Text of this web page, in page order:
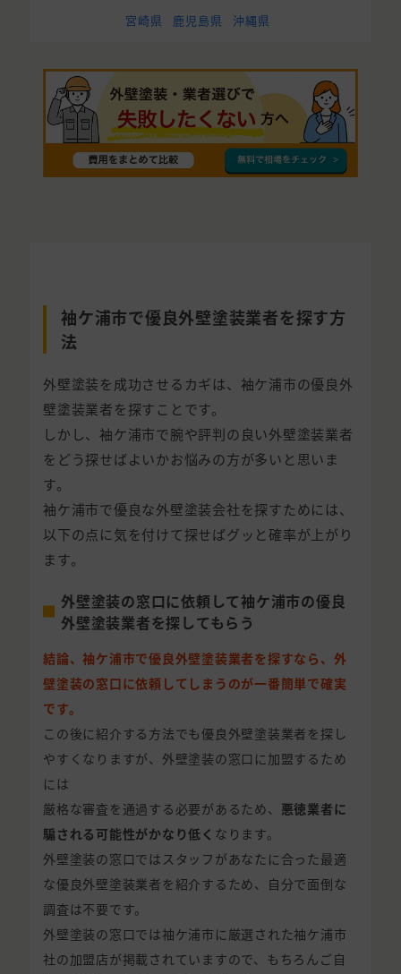
宮崎県
鹿児島県 沖縄県
袖ケ浦市で優良外壁塗装業者を探す方
法
外壁塗装を成功させるカギは、袖ケ浦市の優良外
壁塗装業者を探すことです。
しかし、袖ケ浦市で腕や評判の良い外壁塗装業者
をどう探せばよいかお悩みの方が多いと思いま
す。
袖ケ浦市で優良な外壁塗装会社を探すためには、
以下の点に気を付けて探せばグッと確率が上がり
ます。
外壁塗装の窓口に依頼して袖ケ浦市の優良
外壁塗装業者を探してもらう
結論、袖ケ浦市で優良外壁塗装業者を探すなら、外
壁塗装の窓口に依頼してしまうのが一番簡単で確実
です。
この後に紹介する方法でも優良外壁塗装業者を探し
やすくなりますが、外壁塗装の窓口に加盟するため
には
厳格な審査を通過する必要があるため、 悪徳業者に
騙される可能性がかなり低く なります。
外壁塗装の窓口ではスタッフがあなたに合った最適
な優良外壁塗装業者を紹介するため、自分で面倒な
調査は不要です。
外壁塗装の窓口では袖ケ浦市に厳選された袖ケ浦市
社の加盟店が掲載されていますので、もちろんご自